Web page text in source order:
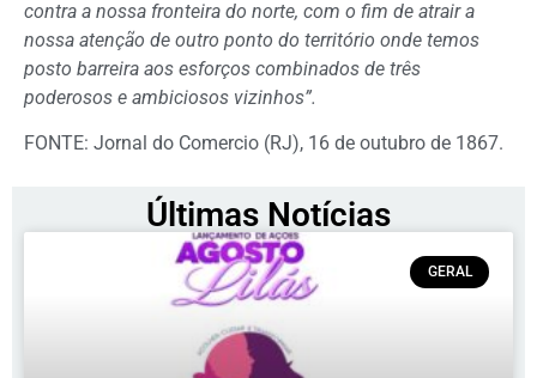
contra a nossa fronteira do norte, com o fim de atrair a
nossa atenção de outro ponto do território onde temos
posto barreira aos esforços combinados de três
poderosos e ambiciosos vizinhos”.
FONTE: Jornal do Comercio (RJ), 16 de outubro de 1867.
Últimas Notícias
GERAL